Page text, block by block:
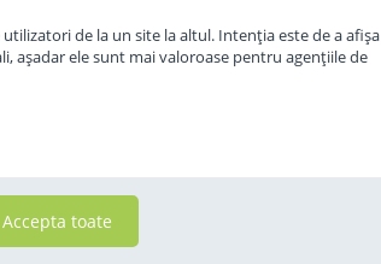
de la un site la altul. Intenţia este de a afişa
ele sunt mai valoroase pentru agenţiile de
Accepta toate